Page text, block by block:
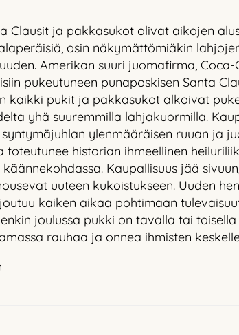
Clausit ja pakkasukot olivat aikojen
osin näkymättömiäkin
Amerikan suuri juomafirma,
pukeutuneen punaposkisen Santa
kaikki pukit ja pakkasukot alkoivat
yhä suuremmilla lahjakuormilla.
ylenmääräisen ruuan ja
toteutunee historian ihmeellinen
Kaupallisuus jää
uuteen kukoistukseen. Uuden
kaiken aikaa pohtimaan
joulussa pukki on tavalla tai
rauhaa ja onnea ihmisten